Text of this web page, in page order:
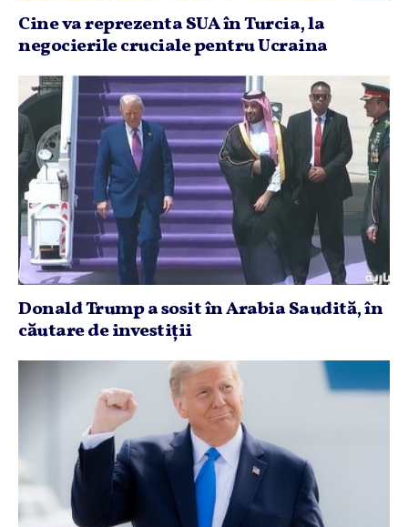
Cine va reprezenta SUA în Turcia, la
negocierile cruciale pentru Ucraina
Donald Trump a sosit în Arabia Saudită, în
căutare de investiţii